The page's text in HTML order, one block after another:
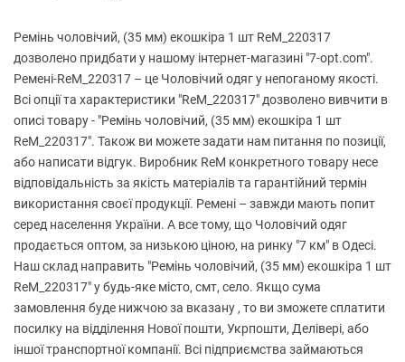
Ремінь чоловічий, (35 мм) екошкіра 1 шт ReM_220317
дозволено придбати у нашому інтернет-магазині "7-opt.com".
Ремені-ReM_220317 – це Чоловічий одяг у непоганому якості.
Всі опції та характеристики "ReM_220317" дозволено вивчити в
описі товару - "Ремінь чоловічий, (35 мм) екошкіра 1 шт
ReM_220317". Також ви можете задати нам питання по позиції,
або написати відгук. Виробник ReM конкретного товару несе
відповідальність за якість матеріалів та гарантійний термін
використання своєї продукції. Ремені – завжди мають попит
серед населення України. А все тому, що Чоловічий одяг
продається оптом, за низькою ціною, на ринку "7 км" в Одесі.
Наш склад направить "Ремінь чоловічий, (35 мм) екошкіра 1 шт
ReM_220317" у будь-яке місто, смт, село. Якщо сума
замовлення буде нижчою за вказану , то ви зможете сплатити
посилку на відділення Нової пошти, Укрпошти, Делівері, або
іншої транспортної компанії. Всі підприємства займаються